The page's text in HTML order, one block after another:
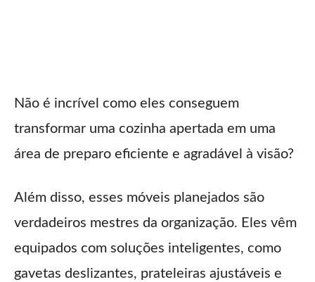
Não é incrível como eles conseguem
transformar uma cozinha apertada em uma
área de preparo eficiente e agradável à visão?
Além disso, esses móveis planejados são
verdadeiros mestres da organização. Eles vêm
equipados com soluções inteligentes, como
gavetas deslizantes, prateleiras ajustáveis e